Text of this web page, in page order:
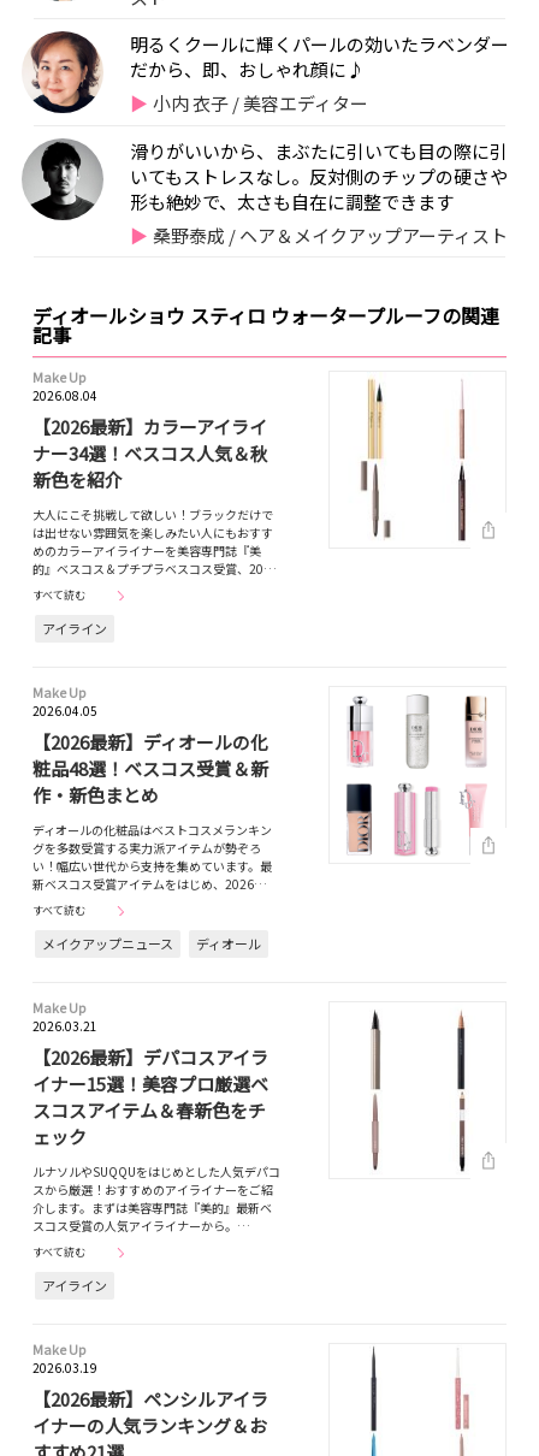
明るくクールに輝くパールの効いたラベンダー
だから、即、おしゃれ顔に♪
小内 衣子 / 美容エディター
滑りがいいから、まぶたに引いても目の際に引
いてもストレスなし。反対側のチップの硬さや
形も絶妙で、太さも自在に調整できます
桑野泰成 / ヘア＆メイクアップアーティスト
ディオールショウ スティロ ウォータープルーフの関連
記事
Make Up
2026.08.04
【2026最新】カラーアイライ
ナー34選！ベスコス人気＆秋
新色を紹介
大人にこそ挑戦して欲しい！ブラックだけで
は出せない雰囲気を楽しみたい人にもおすす
めのカラーアイライナーを美容専門誌『美
的』ベスコス＆プチプラベスコス受賞、20…
すべて読む
アイライン
Make Up
2026.04.05
【2026最新】ディオールの化
粧品48選！ベスコス受賞＆新
作・新色まとめ
ディオールの化粧品はベストコスメランキン
グを多数受賞する実力派アイテムが勢ぞろ
い！幅広い世代から支持を集めています。最
新ベスコス受賞アイテムをはじめ、2026…
すべて読む
メイクアップニュース ディオール
Make Up
2026.03.21
【2026最新】デパコスアイラ
イナー15選！美容プロ厳選ベ
スコスアイテム＆春新色をチ
ェック
ルナソルやSUQQUをはじめとした人気デパコ
スから厳選！おすすめのアイライナーをご紹
介します。まずは美容専門誌『美的』最新ベ
スコス受賞の人気アイライナーから。…
すべて読む
アイライン
Make Up
2026.03.19
【2026最新】ペンシルアイラ
イナーの人気ランキング＆お